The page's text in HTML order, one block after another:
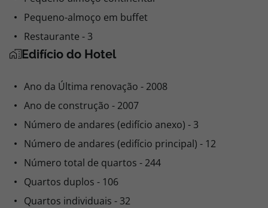
Pequeno-almoço em buffet
Restaurante - 3
Edifício do Hotel
Ano da Última renovação - 2008
Ano de construção - 2007
Número de andares (edifício anexo) - 3
Número de andares (edifício principal) - 12
Número total de quartos - 244
Quartos duplos - 106
Quartos individuais - 32